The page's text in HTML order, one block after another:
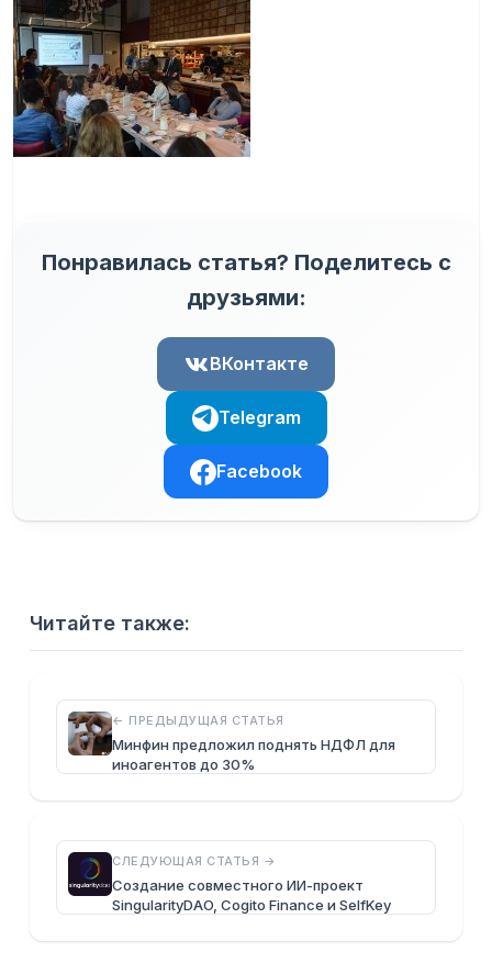
Понравилась статья? Поделитесь с
друзьями:
ВКонтакте
Telegram
Facebook
Читайте также:
← ПРЕДЫДУЩАЯ СТАТЬЯ
Минфин предложил поднять НДФЛ для
иноагентов до 30%
СЛЕДУЮЩАЯ СТАТЬЯ →
Создание совместного ИИ-проект
SingularityDAO, Cogito Finance и SelfKey